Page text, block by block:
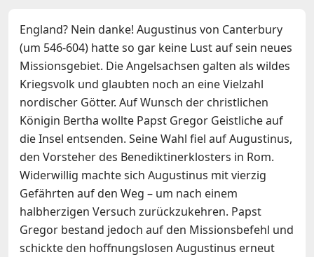
England? Nein danke! Augustinus von Canterbury
(um 546-604) hatte so gar keine Lust auf sein neues
Missionsgebiet. Die Angelsachsen galten als wildes
Kriegsvolk und glaubten noch an eine Vielzahl
nordischer Götter. Auf Wunsch der christlichen
Königin Bertha wollte Papst Gregor Geistliche auf
die Insel entsenden. Seine Wahl fiel auf Augustinus,
den Vorsteher des Benediktinerklosters in Rom.
Widerwillig machte sich Augustinus mit vierzig
Gefährten auf den Weg – um nach einem
halbherzigen Versuch zurückzukehren. Papst
Gregor bestand jedoch auf den Missionsbefehl und
schickte den hoffnungslosen Augustinus erneut